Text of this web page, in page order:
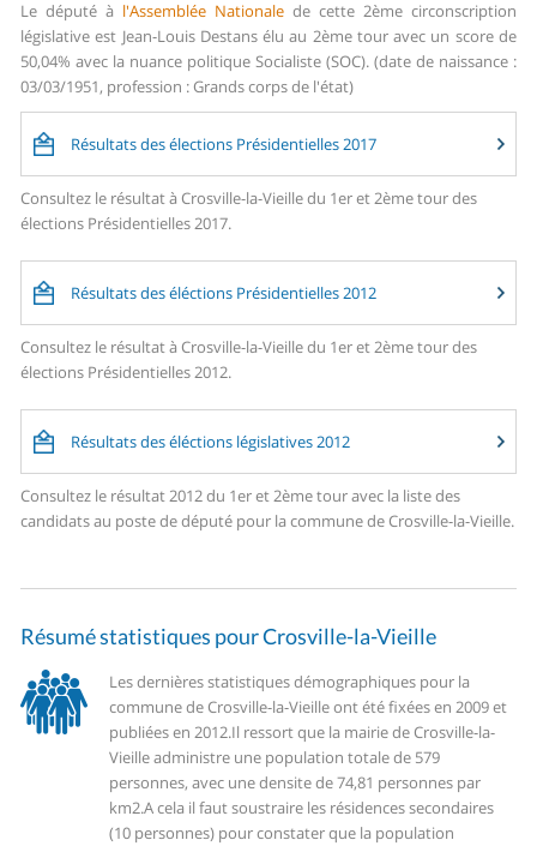
Le député à l'Assemblée Nationale de cette 2ème circonscription
législative est Jean-Louis Destans élu au 2ème tour avec un score de
50,04% avec la nuance politique Socialiste (SOC). (date de naissance :
03/03/1951, profession : Grands corps de l'état)
Résultats des élections Présidentielles 2017
Consultez le résultat à Crosville-la-Vieille du 1er et 2ème tour des
élections Présidentielles 2017.
Résultats des éléctions Présidentielles 2012
Consultez le résultat à Crosville-la-Vieille du 1er et 2ème tour des
élections Présidentielles 2012.
Résultats des éléctions législatives 2012
Consultez le résultat 2012 du 1er et 2ème tour avec la liste des
candidats au poste de député pour la commune de Crosville-la-Vieille.
Résumé statistiques pour Crosville-la-Vieille
Les dernières statistiques démographiques pour la
commune de Crosville-la-Vieille ont été fixées en 2009 et
publiées en 2012.Il ressort que la mairie de Crosville-la-
Vieille administre une population totale de 579
personnes, avec une densite de 74,81 personnes par
km2.A cela il faut soustraire les résidences secondaires
(10 personnes) pour constater que la population